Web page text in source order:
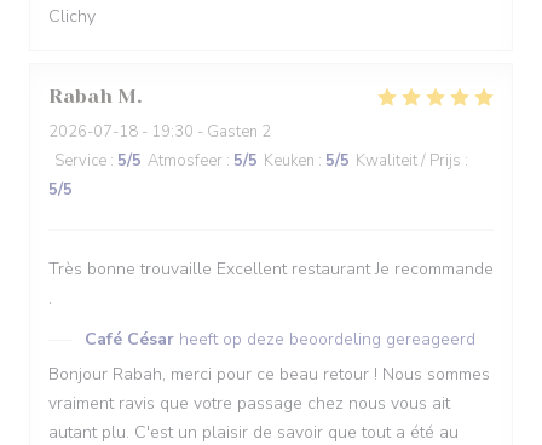
Clichy
Rabah M
2026-07-18 - 19:30 - Gasten 2
Service : 5/5 Atmosfeer : 5/5 Keuken : 5/5 Kwaliteit / Prijs :
5/5
Très bonne trouvaille Excellent restaurant Je recommande
.
Café César heeft op deze beoordeling gereageerd
Bonjour Rabah, merci pour ce beau retour ! Nous sommes
vraiment ravis que votre passage chez nous vous ait
autant plu. C'est un plaisir de savoir que tout a été au